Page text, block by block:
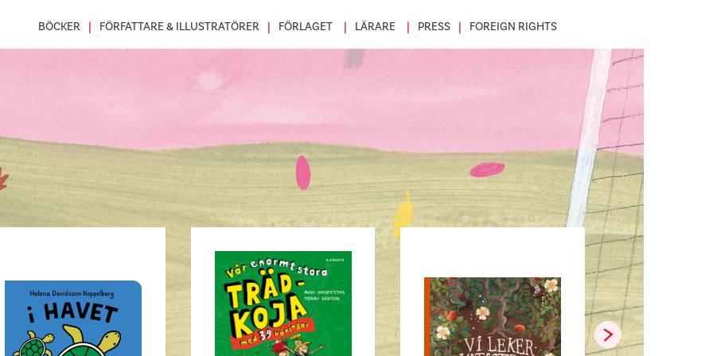
BÖCKER FÖRFATTARE & ILLUSTRATÖRER FÖRLAGET LÄRARE PRESS FOREIGN RIGHTS